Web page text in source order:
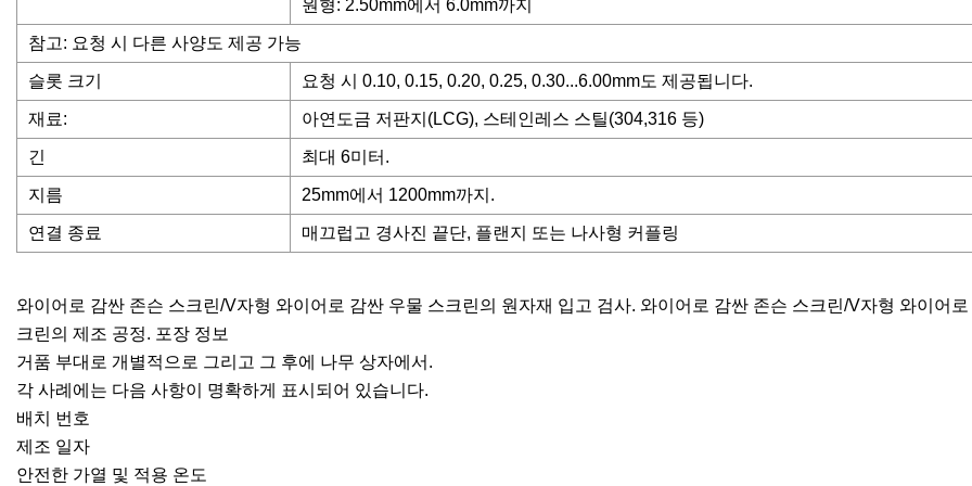
원형: 2.50mm에서 6.0mm까지
참고: 요청 시 다른 사양도 제공 가능
슬롯 크기 요청 시 0.10, 0.15, 0.20, 0.25, 0.30...6.00mm도 제공됩니다.
재료: 아연도금 저판지(LCG), 스테인레스 스틸(304,316 등)
긴 최대 6미터.
지름 25mm에서 1200mm까지.
연결 종료 매끄럽고 경사진 끝단, 플랜지 또는 나사형 커플링
와이어로 감싼 존슨 스크린/V자형 와이어로 감싼 우물 스크린의 원자재 입고 검사. 와이어로 감싼 존슨 스크린/V자형 와이어
크린의 제조 공정. 포장 정보
거품 부대로 개별적으로 그리고 그 후에 나무 상자에서.
각 사례에는 다음 사항이 명확하게 표시되어 있습니다.
배치 번호
제조 일자
안전한 가열 및 적용 온도